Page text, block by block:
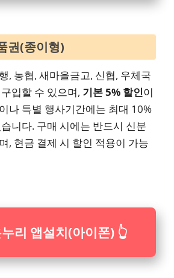
권(종이형)
, 농협, 새마을금고, 신협, 우체국
입할 수 있으며, 기본 5% 할인이
나 특별 행사기간에는 최대 10%
니다. 구매 시에는 반드시 신분
, 현금 결제 시 할인 적용이 가능
리 앱설치(아이폰) 👆